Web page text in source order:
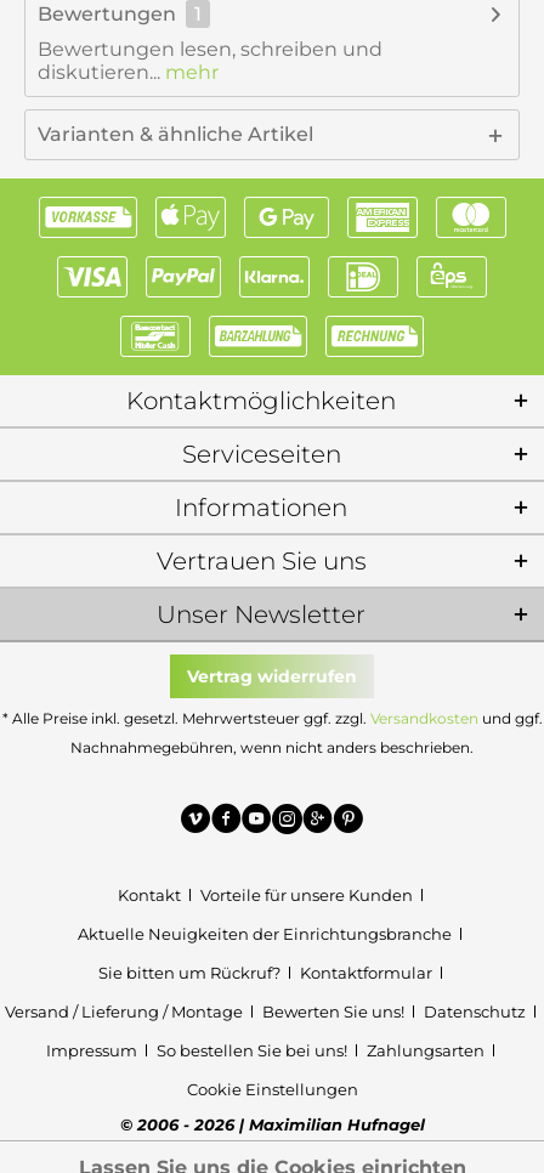
Bewertungen
1
Bewertungen lesen, schreiben und
diskutieren... mehr
Varianten & ähnliche Artikel
Kontaktmöglichkeiten
Serviceseiten
Informationen
Unser Newsletter
Vertrauen Sie uns
Vertrag widerrufen
* Alle Preise inkl. gesetzl. Mehrwertsteuer ggf. zzgl. Versandkosten und ggf.
Nachnahmegebühren, wenn nicht anders beschrieben.
Kontakt
Vorteile für unsere Kunden
Aktuelle Neuigkeiten der Einrichtungsbranche
Sie bitten um Rückruf?
Kontaktformular
Versand / Lieferung / Montage
Bewerten Sie uns!
Datenschutz
Impressum
So bestellen Sie bei uns!
Zahlungsarten
Cookie Einstellungen
© 2006 - 2026 | Maximilian Hufnagel
Lassen Sie uns die Cookies einrichten